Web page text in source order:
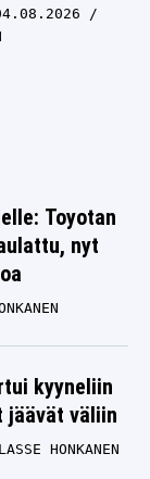
nyt
kyyneliin
väliin
HONKANEN